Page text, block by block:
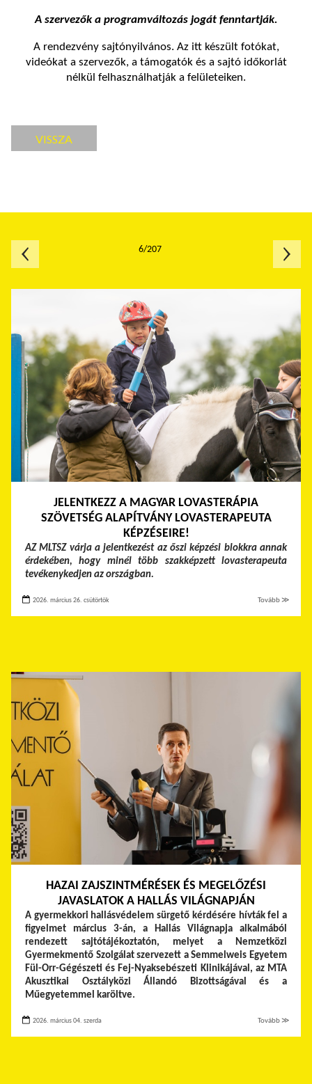
A szervezők a programváltozás jogát fenntartják.
A rendezvény sajtónyilvános. Az itt készült fotókat,
videókat a szervezők, a támogatók és a sajtó időkorlát
nélkül felhasználhatják a felületeiken.
VISSZA
JELENTKEZZ A MAGYAR LOVASTERÁPIA
SZÖVETSÉG ALAPÍTVÁNY LOVASTERAPEUTA
KÉPZÉSEIRE!
AZ MLTSZ várja a jelentkezést az őszi képzési blokkra annak
érdekében, hogy minél több szakképzett lovasterapeuta
tevékenykedjen az országban.
2026. március 26. csütörtök Tovább ≫
HAZAI ZAJSZINTMÉRÉSEK ÉS MEGELŐZÉSI
JAVASLATOK A HALLÁS VILÁGNAPJÁN
A gyermekkori hallásvédelem sürgető kérdésére hívták fel a
figyelmet március 3-án, a Hallás Világnapja alkalmából
rendezett sajtótájékoztatón, melyet a Nemzetközi
Gyermekmentő Szolgálat szervezett a Semmelweis Egyetem
Fül-Orr-Gégészeti és Fej-Nyaksebészeti Klinikájával, az MTA
Akusztikai Osztályközi Állandó Bizottságával és a
Műegyetemmel karöltve.
2026. március 04. szerda Tovább ≫
6/207